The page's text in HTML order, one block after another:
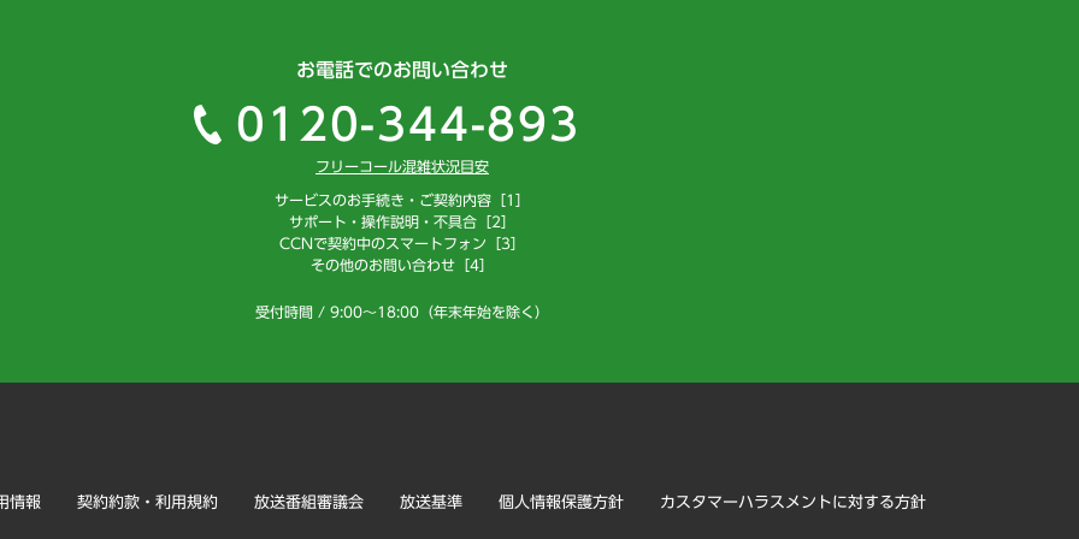
お電話でのお問い合わせ
0120-344-893
フリーコール混雑状況目安
サービスのお手続き・ご契約内容［1］
サポート・操作説明・不具合［2］
CCNで契約中のスマートフォン［3］
その他のお問い合わせ［4］
受付時間 / 9:00～18:00（年末年始を除く）
情報 契約約款・利用規約 放送番組審議会 放送基準 個人情報保護方針 カスタマーハラスメントに対する方針